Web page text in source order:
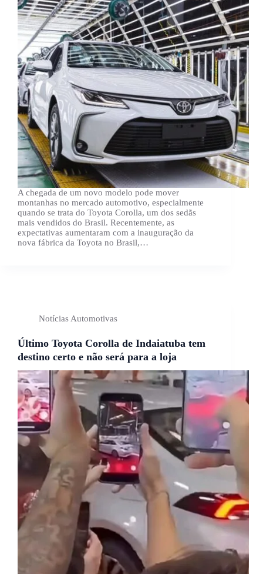
A chegada de um novo modelo pode mover
montanhas no mercado automotivo, especialmente
quando se trata do Toyota Corolla, um dos sedãs
mais vendidos do Brasil. Recentemente, as
expectativas aumentaram com a inauguração da
nova fábrica da Toyota no Brasil,…
Notícias Automotivas
Último Toyota Corolla de Indaiatuba tem
destino certo e não será para a loja